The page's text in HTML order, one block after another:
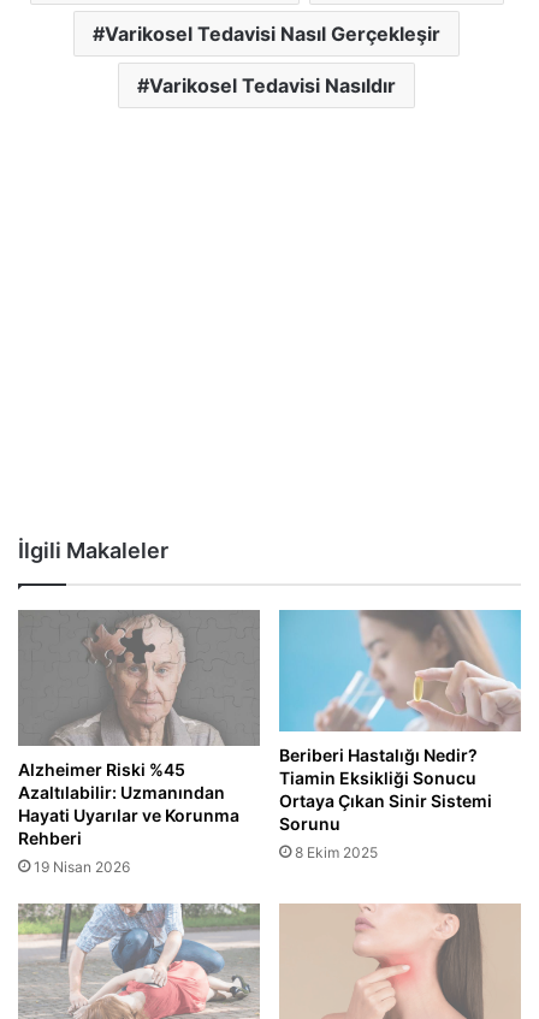
Varikosel Tedavisi Nasıl Gerçekleşir
Varikosel Tedavisi Nasıldır
İlgili Makaleler
Alzheimer Riski %45
Azaltılabilir: Uzmanından
Hayati Uyarılar ve Korunma
Rehberi
19 Nisan 2026
Beriberi Hastalığı Nedir?
Tiamin Eksikliği Sonucu
Ortaya Çıkan Sinir Sistemi
Sorunu
8 Ekim 2025